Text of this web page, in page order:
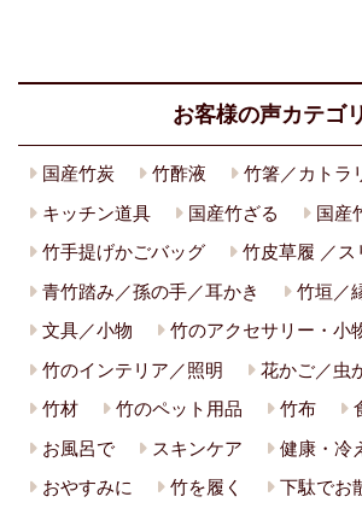
お客様の声カテゴリ
国産竹炭 竹酢液
竹箸／カトラ
キッチン道具
国産竹ざる
国産
竹手提げかごバッグ
竹皮草履 ／ス
青竹踏み／孫の手／耳かき
竹垣／
文具／小物
竹のアクセサリー・小
竹のインテリア／照明
花かご／虫
竹材
竹のペット用品 竹布
お風呂で
スキンケア
健康・冷
おやすみに
竹を履く
下駄でお